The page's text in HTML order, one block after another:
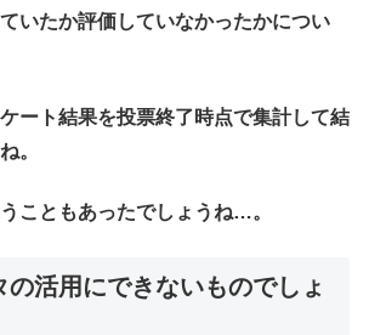
いたか評価していなかったかについ
ート結果を投票終了時点で集計して結
。
こともあったでしょうね…。
の活用にできないものでしょ